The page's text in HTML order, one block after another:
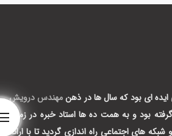
ایده ای بود که سال ها در ذهنمهندس درویش
بود و به همت ده ها استاد خبره در زمینه
های اجتماعی راه اندازی گردید تا با ارائه